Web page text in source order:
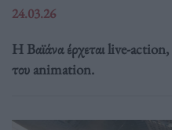
24.03.26
Η Βαϊάνα έρχεται live-action,
του animation.